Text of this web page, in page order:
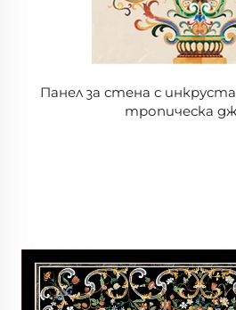
Панел за стена с
тропическа